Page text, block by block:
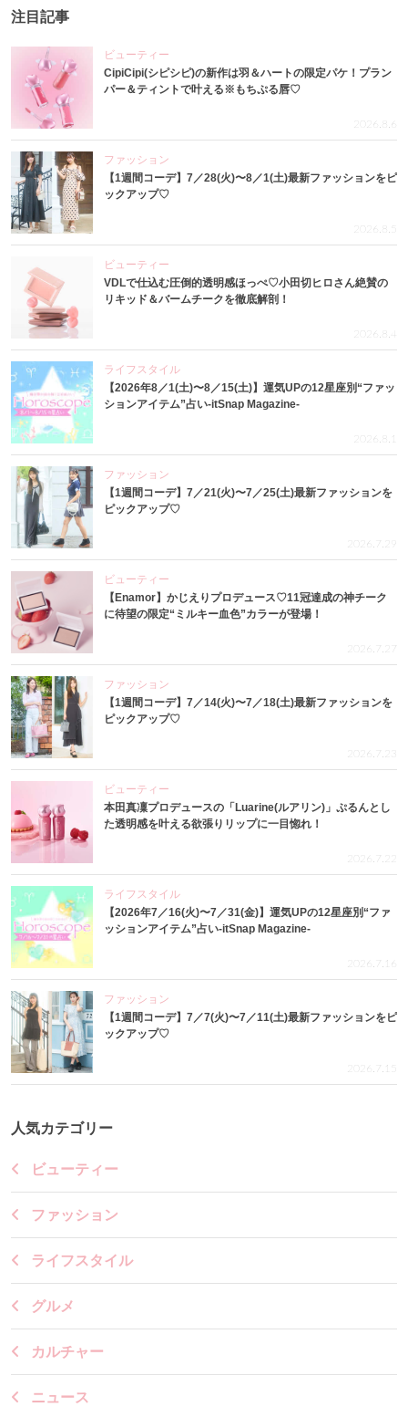
注目記事
ビューティー
CipiCipi(シピシピ)の新作は羽＆ハートの限定パケ！プラン
パー＆ティントで叶える※もちぷる唇♡
2026.8.6
ファッション
【1週間コーデ】7／28(火)〜8／1(土)最新ファッションをピ
ックアップ♡
2026.8.5
ビューティー
VDLで仕込む圧倒的透明感ほっぺ♡小田切ヒロさん絶賛の
リキッド＆バームチークを徹底解剖！
2026.8.4
ライフスタイル
【2026年8／1(土)〜8／15(土)】運気UPの12星座別“ファッ
ションアイテム”占い-itSnap Magazine-
2026.8.1
ファッション
【1週間コーデ】7／21(火)〜7／25(土)最新ファッションを
ピックアップ♡
2026.7.29
ビューティー
【Enamor】かじえりプロデュース♡11冠達成の神チーク
に待望の限定“ミルキー血色”カラーが登場！
2026.7.27
ファッション
【1週間コーデ】7／14(火)〜7／18(土)最新ファッションを
ピックアップ♡
2026.7.23
ビューティー
本田真凜プロデュースの「Luarine(ルアリン)」ぷるんとし
た透明感を叶える欲張りリップに一目惚れ！
2026.7.22
ライフスタイル
【2026年7／16(火)〜7／31(金)】運気UPの12星座別“ファ
ッションアイテム”占い-itSnap Magazine-
2026.7.16
ファッション
【1週間コーデ】7／7(火)〜7／11(土)最新ファッションをピ
ックアップ♡
2026.7.15
人気カテゴリー
ビューティー
ファッション
ライフスタイル
グルメ
カルチャー
ニュース